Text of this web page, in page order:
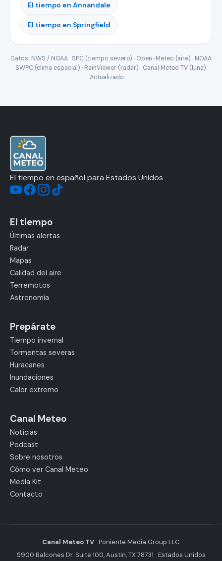
El tiempo en Annandale
El tiempo en Springfield
Datos: NWS / NOAA · SPC (tiempo severo) · Open-Meteo (aire) · NOAA
SWPC (clima espacial) · RainViewer (radar) · Canal Meteo TV (luna).
Actualizado: —
El tiempo en español para Estados Unidos
El tiempo
Últimas alertas
Radar
Mapas
Calidad del aire
Terremotos
Astronomía
Prepárate
Tiempo invernal
Tormentas severas
Huracanes
Inundaciones
Calor extremo
Canal Meteo
Noticias
Podcast
Sobre nosotros
Cómo ver Canal Meteo
Media Kit
Contacto
Canal Meteo TV · Poniente Media Group LLC
5900 Balcones Dr. Suite 100, Austin, TX 78731 · Estados Unidos